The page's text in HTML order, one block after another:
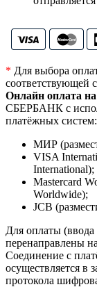
* Для выбора
соответствующей
Онлайн оплата на
СБЕРБАНК с
платёжных систем:
МИР
VISA
International);
Mastercard
Worldwide);
JCB
Для оплаты
перенаправлены
Соединение с
осуществляется в
протокола